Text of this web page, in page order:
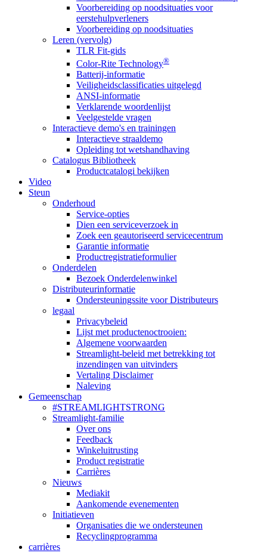
Voorbereiding op noodsituaties voor
eerstehulpverleners
Voorbereiding op noodsituaties
Leren (vervolg)
TLR Fit-gids
Color-Rite Technology®
Batterij-informatie
Veiligheidsclassificaties uitgelegd
ANSI-informatie
Verklarende woordenlijst
Veelgestelde vragen
Interactieve demo's en trainingen
Interactieve straaldemo
Opleiding tot wetshandhaving
Catalogus Bibliotheek
Productcatalogi bekijken
Video
Steun
Onderhoud
Service-opties
Dien een serviceverzoek in
Zoek een geautoriseerd servicecentrum
Garantie informatie
Productregistratieformulier
Onderdelen
Bezoek Onderdelenwinkel
Distributeurinformatie
Ondersteuningssite voor Distributeurs
legaal
Privacybeleid
Lijst met productenoctrooien:
Algemene voorwaarden
Streamlight-beleid met betrekking tot
inzendingen van uitvinders
Vertaling Disclaimer
Naleving
Gemeenschap
#STREAMLIGHTSTRONG
Streamlight-familie
Over ons
Feedback
Winkeluitrusting
Product registratie
Carrières
Nieuws
Mediakit
Aankomende evenementen
Initiatieven
Organisaties die we ondersteunen
Recyclingprogramma
carrières